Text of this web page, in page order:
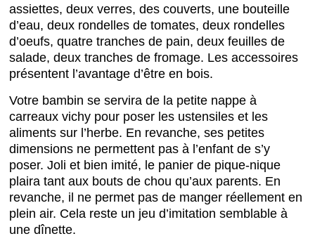
assiettes, deux verres, des couverts, une bouteille
d’eau, deux rondelles de tomates, deux rondelles
d’oeufs, quatre tranches de pain, deux feuilles de
salade, deux tranches de fromage. Les accessoires
présentent l’avantage d’être en bois.
Votre bambin se servira de la petite nappe à
carreaux vichy pour poser les ustensiles et les
aliments sur l’herbe. En revanche, ses petites
dimensions ne permettent pas à l’enfant de s’y
poser. Joli et bien imité, le panier de pique-nique
plaira tant aux bouts de chou qu’aux parents. En
revanche, il ne permet pas de manger réellement en
plein air. Cela reste un jeu d’imitation semblable à
une dînette.